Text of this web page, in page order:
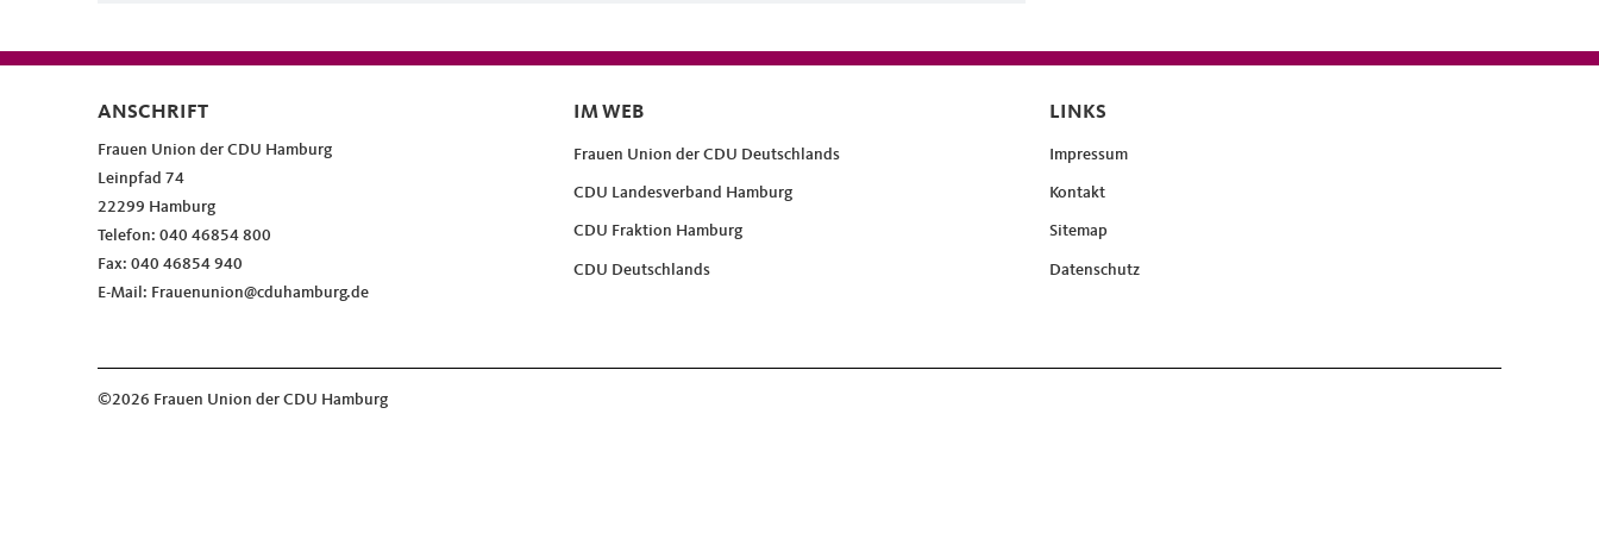
Fußbereich
ANSCHRIFT
Frauen Union der CDU Hamburg
Leinpfad 74
22299 Hamburg
Telefon: 040 46854 800
Fax: 040 46854 940
E-Mail: Frauenunion@cduhamburg.de
IM WEB
Frauen Union der CDU Deutschlands
CDU Landesverband Hamburg
CDU Fraktion Hamburg
CDU Deutschlands
LINKS
Impressum
Kontakt
Sitemap
Datenschutz
©2026 Frauen Union der CDU Hamburg